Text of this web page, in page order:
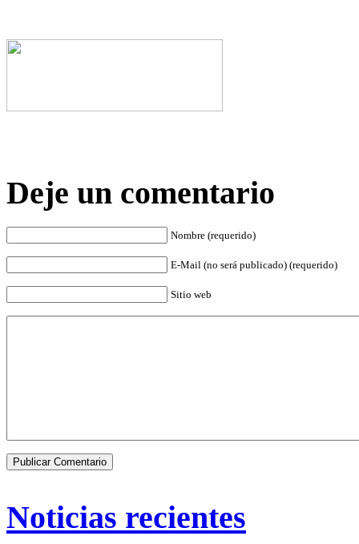
Deje un comentario
Nombre (requerido)
E-Mail (no será publicado) (requerido)
Sitio web
Noticias recientes